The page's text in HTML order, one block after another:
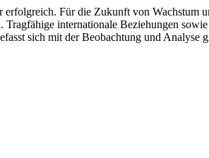
Für die Zukunft von Wachstum
internationale Beziehungen
sich mit der Beobachtung und Analyse